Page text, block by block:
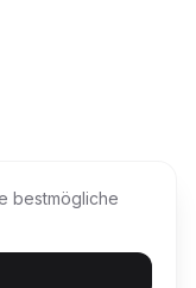
bestmögliche